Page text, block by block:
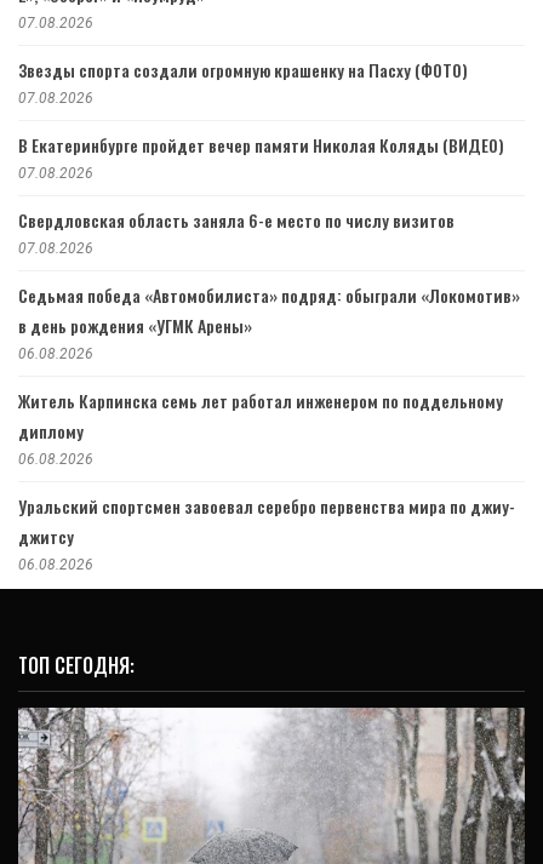
07.08.2026
Звезды спорта создали огромную крашенку на Пасху (ФОТО)
07.08.2026
В Екатеринбурге пройдет вечер памяти Николая Коляды (ВИДЕО)
07.08.2026
Свердловская область заняла 6-е место по числу визитов
07.08.2026
Седьмая победа «Автомобилиста» подряд: обыграли «Локомотив»
в день рождения «УГМК Арены»
06.08.2026
Житель Карпинска семь лет работал инженером по поддельному
диплому
06.08.2026
Уральский спортсмен завоевал серебро первенства мира по джиу-
джитсу
06.08.2026
ТОП СЕГОДНЯ: